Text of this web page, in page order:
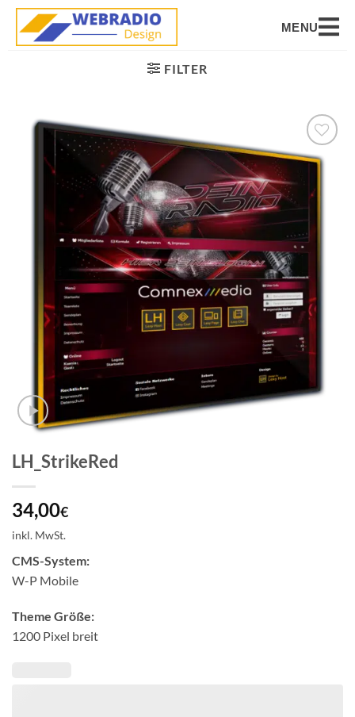
MENU
FILTER
Auf die
Wunschliste
setzen
LH_StrikeRed
34,00€
inkl. MwSt.
CMS-System:
W-P Mobile
Theme Größe:
1200 Pixel breit